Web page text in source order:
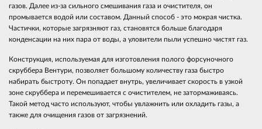
газов. Далее из-за сильного смешивания газа и очистителя, он
промывается водой или составом. Данный способ - это мокрая чистка.
Частички, которые загрязняют газ, становятся больше благодаря
конденсации на них пара от воды, а уловители пыли успешно чистят газ.
Конструкция, используемая для изготовления полого форсуночного
скруббера Вентури, позволяет большому количеству газа быстро
набирать быстроту. Он попадает внутрь, увеличивает скорость в узкой
зоне скруббера и перемешивается с очистителем, не затормаживаясь.
Такой метод часто используют, чтобы увлажнить или охладить газы, а
также для очищения газов от загрязнений.